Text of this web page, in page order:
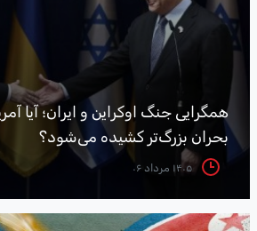
همگرایی جنگ اوکراین و ایران؛ آیا
بحران بزرگ‌تر کشیده می‌شود؟
۱۴۰۵ مرداد ۰۶